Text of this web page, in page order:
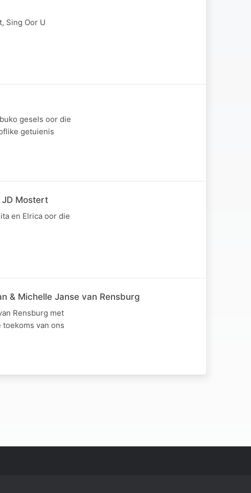
Sing Oor U
gesels oor die
getuienis
JD Mostert
en Elrica oor die
& Michelle Janse van Rensburg
Rensburg met
van ons